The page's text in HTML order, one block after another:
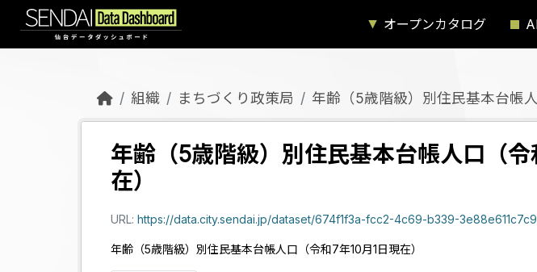
Skip to main content
オープンカタログ
組織 まちづくり政策局 年齢（5歳階級）別住民基本台帳
年齢（5歳階級）別住民基本台帳人口（令
在）
URL: https://data.city.sendai.jp/dataset/674f1f3a-fcc2-4c69-b339-
年齢（5歳階級）別住民基本台帳人口（令和7年10月1日現在）